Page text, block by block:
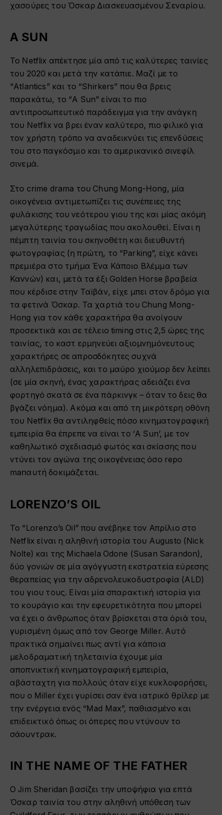
χασούρες του Όσκαρ Διασκευασμένου Σεναρίου.
A SUN
Το Netflix απέκτησε μία από τις καλύτερες ταινίες
του 2020 και μετά την κατάπιε. Μαζί με το
“Atlantics” και το “Shirkers” που θα βρεις
παρακάτω, το “A Sun” είναι το πιο
αντιπροσωπευτικό παράδειγμα για την ανάγκη
του Netflix να βρει έναν καλύτερο, πιο φιλικό για
τον χρήστη τρόπο να αναδεικνύει τις επενδύσεις
του στο παγκόσμιο και το αμερικανικό σινεφίλ
σινεμά.
Στο crime drama του Chung Mong-Hong, μία
οικογένεια αντιμετωπίζει τις συνέπειες της
φυλάκισης του νεότερου γιου της και μίας ακόμη
μεγαλύτερης τραγωδίας που ακολουθεί. Είναι η
πέμπτη ταινία του σκηνοθέτη και διευθυντή
φωτογραφίας (η πρώτη, το “Parking”, είχε κάνει
πρεμιέρα στο τμήμα Ένα Κάποιο Βλέμμα των
Καννών) και, μετά τα έξι Golden Horse βραβεία
που κέρδισε στην Ταϊβάν, είχε μπει στον δρόμο για
τα φετινά Όσκαρ. Τα χαρτιά του Chung Mong-
Hong για τον κάθε χαρακτήρα θα ανοίγουν
προσεκτικά και σε τέλειο timing στις 2,5 ώρες της
ταινίας, το καστ ερμηνεύει αξιομνημόνευτους
χαρακτήρες σε απροσδόκητες συχνά
αλληλεπιδράσεις, και το μαύρο χιούμορ δεν λείπει
(σε μία σκηνή, ένας χαρακτήρας αδειάζει ένα
φορτηγό σκατά σε ένα πάρκινγκ – όταν το δεις θα
βγάζει νόημα). Ακόμα και από τη μικρότερη οθόνη
του Netflix θα αντιληφθείς πόσο κινηματογραφική
εμπειρία θα έπρεπε να είναι το ‘A Sun’, με τον
καθηλωτικό σχεδιασμό φωτός και σκίασης που
ντύνει τον αγώνα της οικογένειας όσο repo
manαυτή δοκιμάζεται.
LORENZO’S OIL
Το “Lorenzo’s Oil” που ανέβηκε τον Απρίλιο στο
Netflix είναι η αληθινή ιστορία του Augusto (Nick
Nolte) και της Michaela Odone (Susan Sarandon),
δύο γονιών σε μία αγόγγυστη εκστρατεία εύρεσης
θεραπείας για την αδρενολευκοδυστροφία (ALD)
του γιου τους. Είναι μία σπαρακτική ιστορία για
το κουράγιο και την εφευρετικότητα που μπορεί
να έχει ο άνθρωπος όταν βρίσκεται στα όριά του,
γυρισμένη όμως από τον George Miller. Αυτό
πρακτικά σημαίνει πως αντί για κάποια
μελοδραματική τηλεταινία έχουμε μία
αποπνικτική κινηματογραφική εμπειρία,
αβάσταχτη για πολλούς όταν είχε κυκλοφορήσει,
που ο Miller έχει γυρίσει σαν ένα ιατρικό θρίλερ με
την ενέργεια ενός “Mad Max”, παθιασμένο και
επιδεικτικό όπως οι όπερες που ντύνουν το
σάουντρακ.
IN THE NAME OF THE FATHER
Ο Jim Sheridan βασίζει την υποψήφια για επτά
Όσκαρ ταινία του στην αληθινή υπόθεση των